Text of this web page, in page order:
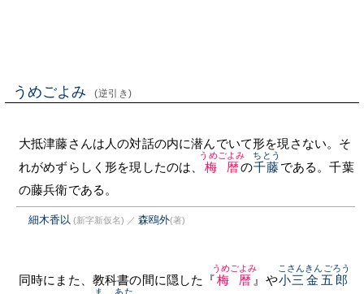
うめごよみ (逆引き)
大抵津藤さんは人の対話の内に潜んでいて形を現さない。そ
れがめずらしく形を現したのは、 梅暦
うめごよみ
の千藤
ちとう
である。千葉
の藤兵衛である。
細木香以 (新字新仮名) ／ 森鴎外(著)
同時にまた、教科書の間に隠した『梅暦
うめごよみ
』や小三
こさん
金五郎
きんごろう
ま あた